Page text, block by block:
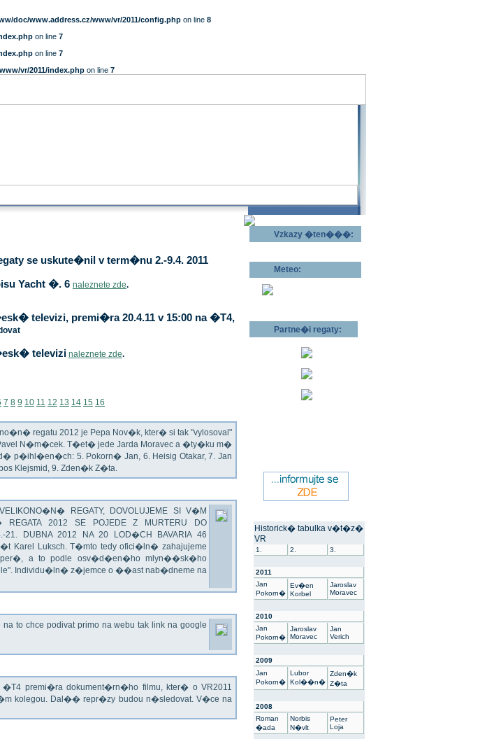
doc/www.address.cz/www/vr/2011/config.php on line 8
on line 7
on line 7
vr/2011/index.php on line 7
se uskute�nil v term�nu 2.-9.4. 2011
Yacht �. 6 naleznete zde.
televizi, premi�ra 20.4.11 v 15:00 na �T4,
televizi naleznete zde.
7 8 9 10 11 12 13 14 15 16
regatu 2012 je Pepa Nov�k, kter� si tak "vylosoval"
N�m�cek. T�et� jede Jarda Moravec a �ty�ku m�
p�ihl�en�ch: 5. Pokorn� Jan, 6. Heisig Otakar, 7. Jan
Klejsmid, 9. Zden�k Z�ta.
REGATY, DOVOLUJEME SI V�M
2012 SE POJEDE Z MURTERU DO
21. DUBNA 2012 NA 20 LOD�CH BAVARIA 46
Karel Luksch. T�mto tedy ofici�ln� zahajujeme
a to podle osv�d�en�ho mlyn��sk�ho
Individu�ln� z�jemce o ��ast nab�dneme na
to chce podivat primo na webu tak link na google
�T4 premi�ra dokument�rn�ho filmu, kter� o VR2011
kolegou. Dal�� repr�zy budou n�sledovat. V�ce na
Vzkazy �ten���:
Meteo:
Partne�i regaty:
Historick� tabulka v�t�z�
VR
1. 2. 3.
2011
Jan
Pokorn�
Ev�en
Korbel
Jaroslav
Moravec
2010
Jan
Pokorn�
Jaroslav
Moravec
Jan
Verich
2009
Jan
Pokorn�
Lubor
Kol��n�
Zden�k
Z�ta
2008
Roman
�ada
Norbis
N�vlt
Peter
Loja